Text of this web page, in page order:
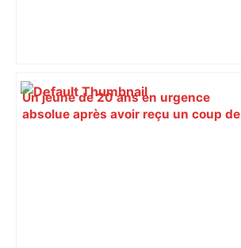
Un jeune de 20 ans en urgence
absolue après avoir reçu un coup de